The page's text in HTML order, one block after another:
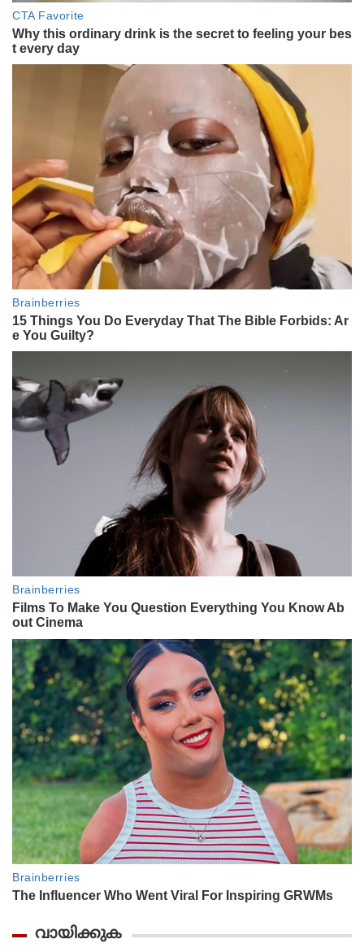
വായിക്കുക